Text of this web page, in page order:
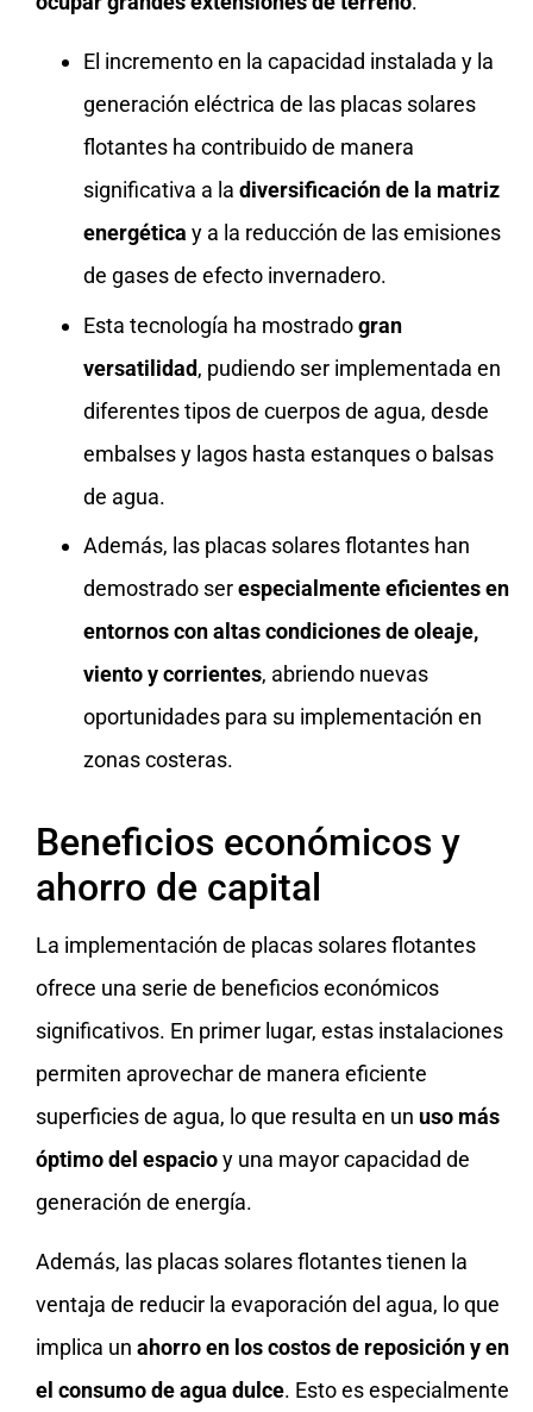
El incremento en la capacidad instalada y la
generación eléctrica de las placas solares
flotantes ha contribuido de manera
significativa a la diversificación de la matriz
energética y a la reducción de las emisiones
de gases de efecto invernadero.
Esta tecnología ha mostradogran
versatilidad, pudiendo ser implementada en
diferentes tipos de cuerpos de agua, desde
embalses y lagos hasta estanques o balsas
de agua.
Además, las placas solares flotantes han
demostrado serespecialmente eficientes en
entornos con altas condiciones de oleaje,
viento y corrientes, abriendo nuevas
oportunidades para su implementación en
zonas costeras.
Beneficios económicos y
ahorro de capital
La implementación de placas solares flotantes
ofrece una serie de beneficios económicos
significativos. En primer lugar, estas instalaciones
permiten aprovechar de manera eficiente
superficies de agua, lo que resulta en un uso más
óptimo del espacioy una mayor capacidad de
generación de energía.
Además, las placas solares flotantes tienen la
ventaja de reducir la evaporación del agua, lo que
implica un ahorro en los costos de reposición y en
el consumo de agua dulce. Esto es especialmente